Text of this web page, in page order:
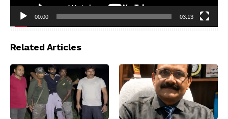
Player
00:00 03:13
Related Articles